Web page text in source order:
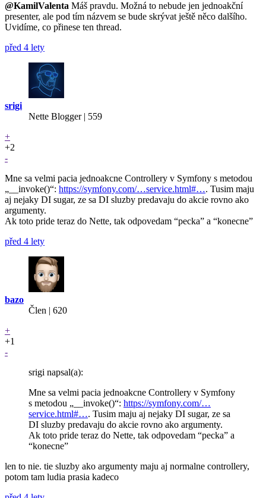
@KamilValenta Máš pravdu. Možná to nebude jen jednoakční
presenter, ale pod tím názvem se bude skrývat ještě něco dalšího.
Uvidíme, co přinese ten thread.
před 4 lety
srigi
Nette Blogger | 559
+
+2
-
Mne sa velmi pacia jednoakcne Controllery v Symfony s metodou
„__invoke()“: https://symfony.com/…service.html#…. Tusim maju
aj nejaky DI sugar, ze sa DI sluzby predavaju do akcie rovno ako
argumenty.
Ak toto pride teraz do Nette, tak odpovedam “pecka” a “konecne”
před 4 lety
bazo
Člen | 620
+
+1
-
srigi napsal(a):
Mne sa velmi pacia jednoakcne Controllery v Symfony
s metodou „__invoke()“: https://symfony.com/…
service.html#…. Tusim maju aj nejaky DI sugar, ze sa
DI sluzby predavaju do akcie rovno ako argumenty.
Ak toto pride teraz do Nette, tak odpovedam “pecka” a
“konecne”
len to nie. tie sluzby ako argumenty maju aj normalne controllery,
potom tam ludia prasia kadeco